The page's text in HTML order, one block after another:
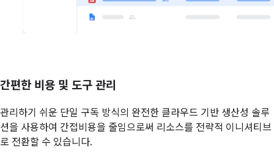
간편한 비용 및 도구 관리
관리하기 쉬운 단일 구독 방식의 완전한 클라우드 기반 생산성 솔루
션을 사용하여 간접비용을 줄임으로써 리소스를 전략적 이니셔티브
로 전환할 수 있습니다.